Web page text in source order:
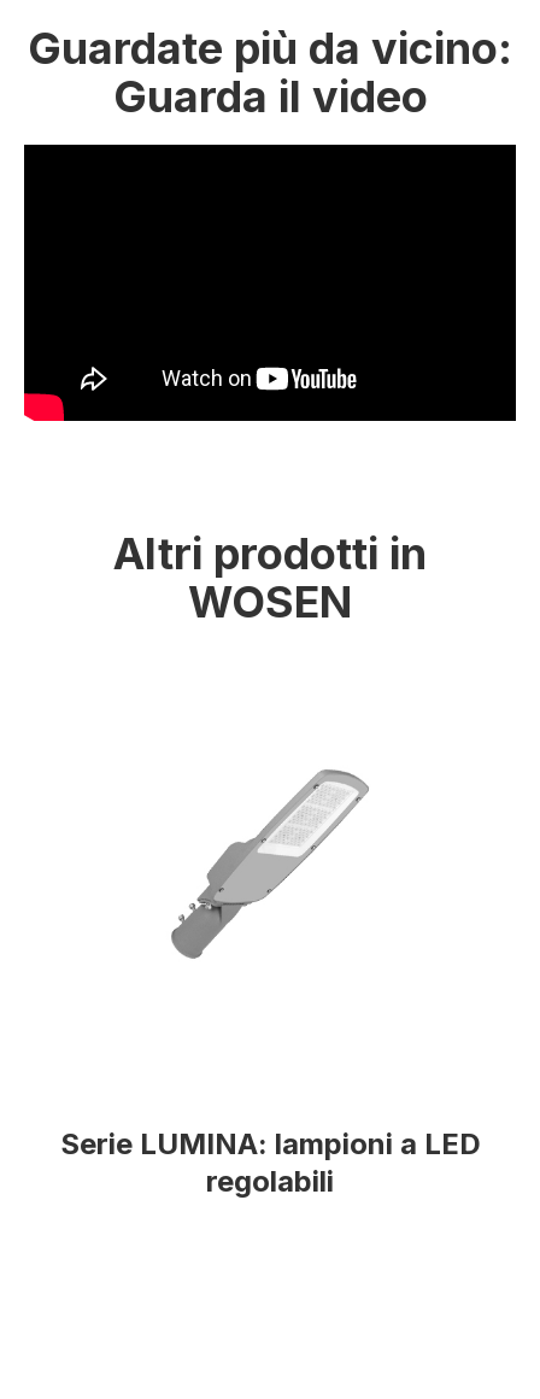
Guardate più da vicino:
Guarda il video
Altri prodotti in
WOSEN
Serie LUMINA: lampioni a LED
regolabili